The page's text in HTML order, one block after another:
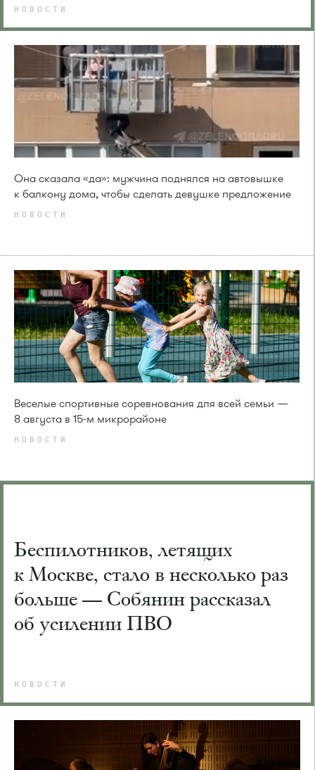
НОВОСТИ
Она сказала «да»: мужчина поднялся на автовышке
к балкону дома, чтобы сделать девушке предложение
НОВОСТИ
Веселые спортивные соревнования для всей семьи —
8 августа в 15-м микрорайоне
НОВОСТИ
Беспилотников, летящих
к Москве, стало в несколько раз
больше — Собянин рассказал
об усилении ПВО
НОВОСТИ